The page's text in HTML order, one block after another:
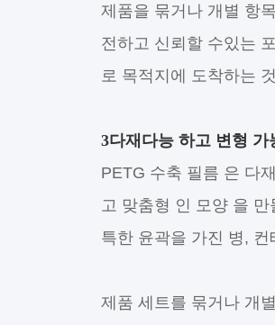
제품을 묶거나 개별 항
전하고 신뢰할 수있는
로 목적지에 도착하는
3다재다능 하고 변형 가
PETG 수축 필름 은 다
고 맞춤형 인 모양 을
특한 윤곽을 가진 병,
제품 세트를 묶거나 개